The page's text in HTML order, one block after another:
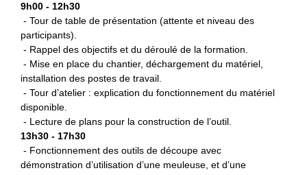
9h00 - 12h30
- Tour de table de présentation (attente et niveau des
participants).
- Rappel des objectifs et du déroulé de la formation.
- Mise en place du chantier, déchargement du matériel,
installation des postes de travail.
- Tour d’atelier : explication du fonctionnement du matériel
disponible.
- Lecture de plans pour la construction de l’outil.
13h30 - 17h30
- Fonctionnement des outils de découpe avec
démonstration d’utilisation d’une meuleuse, et d’une